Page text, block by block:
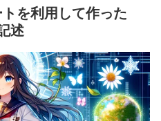
を利用して作った
述